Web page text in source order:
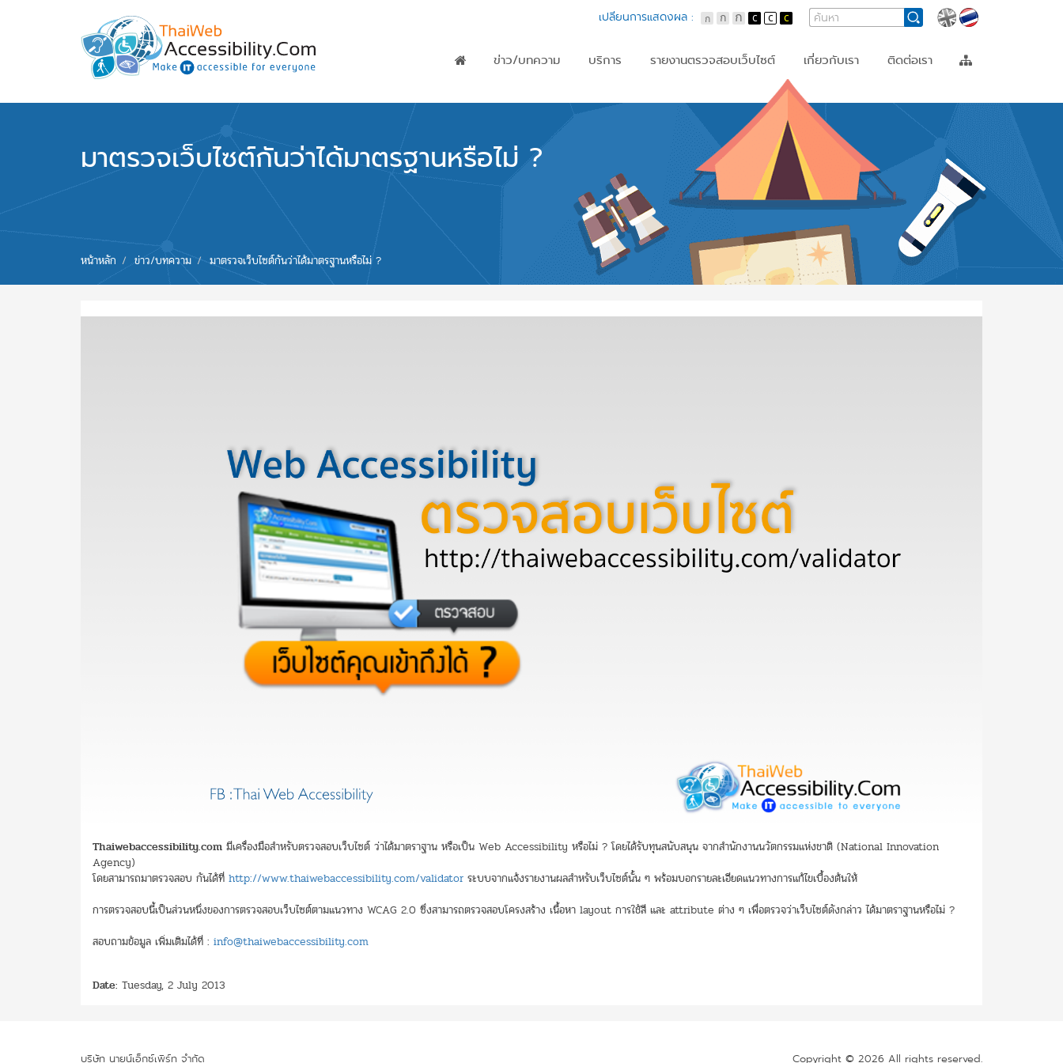
พัฒนาเว็บไซต์ที่ทุกคนเข้าถึงได้ที่แรก
Form
เปลี่ยนการแสดงผล :
ข่าว/บทความ บริการ รายงานตรวจสอบเว็บไซต์ เกี่ยวกับเรา ติดต่อเรา
You are here
หน้าหลัก ข่าว/บทความ มาตรวจเว็บไซต์กันว่าได้มาตรฐานหรือไม่ ?
มาตรวจเว็บไซต์กันว่าได้มาตรฐานหรือไม่ ?
Thaiwebaccessibility.com มีเครื่องมือสำหรับตรวจสอบเว็บไซต์ ว่าได้มาตราฐาน หรือเป็น Web Accessibility หรือไม่ ? โดยได้รับทุนสนับสนุน จากสำนักงานนวัตกรรมแห่งชาติ (National Innovation
Agency)
โดยสามารถมาตรวจสอบ กันได้ที่ http://www.thaiwebaccessibility.com/validator ระบบจากแจ้งรายงานผลสำหรับเว็บไซต์นั้น ๆ พร้อมบอกรายละเอียดแนวทางการแก้ไขเบื้องต้นให้
การตรวจสอบนี้เป็นส่วนหนึ่งของการตรวจสอบเว็บไซต์ตามแนวทาง WCAG 2.0 ซึ่งสามารถตรวจสอบโครงสร้าง เนื้อหา layout การใช้สี และ attribute ต่าง ๆ เพื่อตรวจว่าเว็บไซต์ดังกล่าว ได้มาตราฐานหรือไม่ ?
สอบถามข้อมูล เพิ่มเติมได้ที่ : info@thaiwebaccessibility.com
Date: Tuesday, 2 July 2013
บริษัท นายน์เอ็กซ์เพิร์ท จำกัด Copyright © 2026 All rights reserved.